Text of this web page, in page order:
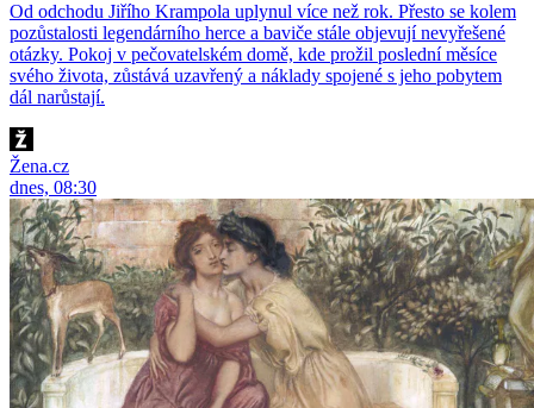
Od odchodu Jiřího Krampola uplynul více než rok. Přesto se kolem
pozůstalosti legendárního herce a baviče stále objevují nevyřešené
otázky. Pokoj v pečovatelském domě, kde prožil poslední měsíce
svého života, zůstává uzavřený a náklady spojené s jeho pobytem
dál narůstají.
Žena.cz
dnes, 08:30